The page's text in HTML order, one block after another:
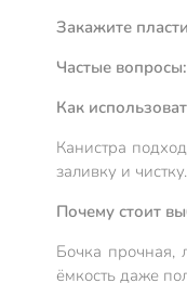
Закажите
Частые вопросы:
Как
Канистра
заливку и чистку.
Почему стоит
Бочка прочная,
ёмкость даже